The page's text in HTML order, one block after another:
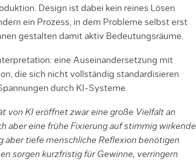
Design ist dabei kein reines Lösen
ein Prozess, in dem Probleme selbst erst
gestalten damit aktiv Bedeutungsräume.
eine Auseinandersetzung mit
die sich nicht vollständig standardisieren
durch KI-Systeme.
von KI eröffnet zwar eine große Vielfalt an
aber eine frühe Fixierung auf stimmig wirkende
aber tiefe menschliche Reflexion benötigen
sorgen kurzfristig für Gewinne, verringern